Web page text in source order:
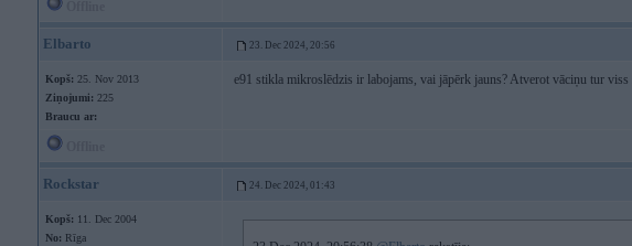
Elbarto 23. Dec 2024, 20:56
Kopš: 25. Nov 2013
Ziņojumi: 225
Braucu ar:
e91 stikla mikroslēdzis ir labojams, vai jāpērk jauns? Atverot vāciņu tur viss
Rockstar 24. Dec 2024, 01:43
Kopš: 11. Dec 2004
No: Rīga